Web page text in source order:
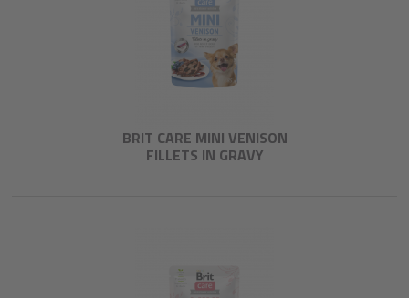
BRIT CARE MINI VENISON
FILLETS IN GRAVY